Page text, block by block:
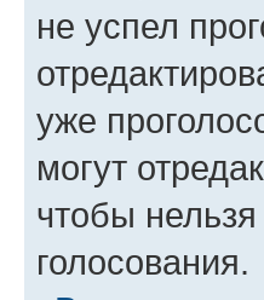
не успел
уже
могут
чтобы
голосования.